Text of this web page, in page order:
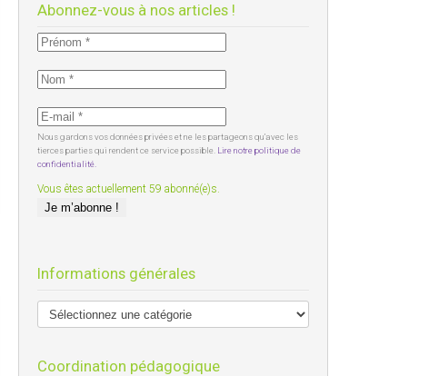
Abonnez-vous à nos articles !
Nous gardons vos données privées et ne les partageons qu’avec les
tierces parties qui rendent ce service possible. Lire notre politique de
confidentialité.
Vous êtes actuellement 59 abonné(e)s.
Informations générales
Coordination pédagogique